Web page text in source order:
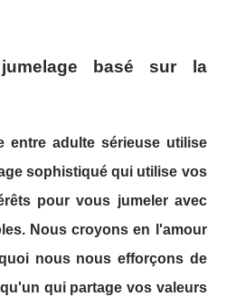
basé sur la
entre adulte sérieuse utilise
sophistiqué qui utilise vos
pour vous jumeler avec
Nous croyons en l'amour
nous nous efforçons de
qui partage vos valeurs